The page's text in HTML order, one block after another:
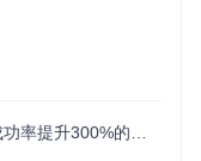
数据，包括门店成
略，持续提升预约
升300%的智能方案